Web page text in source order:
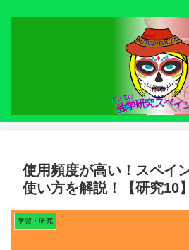
使用頻度が高い！スペイ
使い方を解説！【研究10】
学習・研究